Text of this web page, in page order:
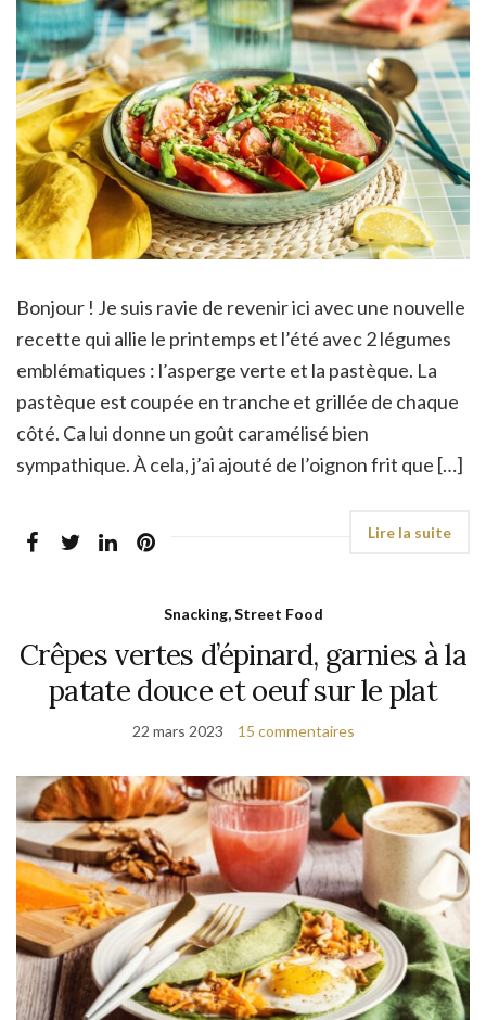
Bonjour ! Je suis ravie de revenir ici avec une nouvelle
recette qui allie le printemps et l’été avec 2 légumes
emblématiques : l’asperge verte et la pastèque. La
pastèque est coupée en tranche et grillée de chaque
côté. Ca lui donne un goût caramélisé bien
sympathique. À cela, j’ai ajouté de l’oignon frit que […]
Snacking, Street Food
Crêpes vertes d’épinard, garnies à la
patate douce et oeuf sur le plat
22 mars 2023 15 commentaires